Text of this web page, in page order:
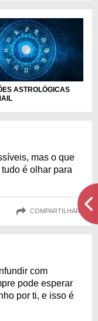
ASTROLÓGICAS
mas o que
é olhar para
COMPARTILHAR
com
pode esperar
por ti, e isso é